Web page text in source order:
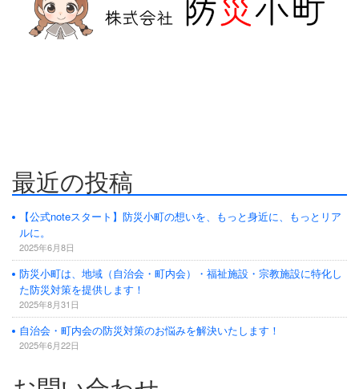
最近の投稿
【公式noteスタート】防災小町の想いを、もっと身近に、もっとリア
ルに。
2025年6月8日
防災小町は、地域（自治会・町内会）・福祉施設・宗教施設に特化し
た防災対策を提供します！
2025年8月31日
自治会・町内会の防災対策のお悩みを解決いたします！
2025年6月22日